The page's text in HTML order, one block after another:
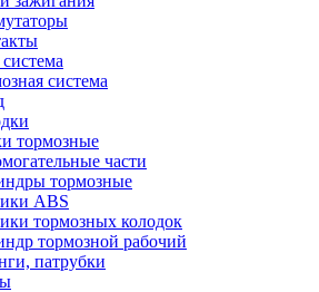
система
тормозные
части
тормозные
ABS
тормозных колодок
тормозной рабочий
патрубки